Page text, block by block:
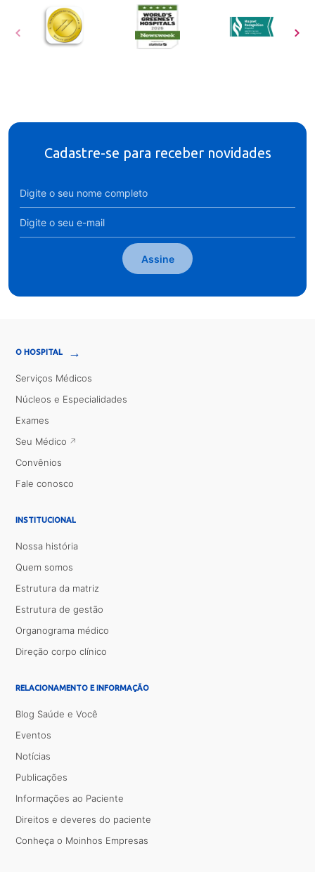
Cadastre-se para receber novidades
Assine
O HOSPITAL →
Serviços Médicos
Núcleos e Especialidades
Exames
Seu Médico
Convênios
Fale conosco
INSTITUCIONAL
Nossa história
Quem somos
Estrutura da matriz
Estrutura de gestão
Organograma médico
Direção corpo clínico
RELACIONAMENTO E INFORMAÇÃO
Blog Saúde e Você
Eventos
Notícias
Publicações
Informações ao Paciente
Direitos e deveres do paciente
Conheça o Moinhos Empresas